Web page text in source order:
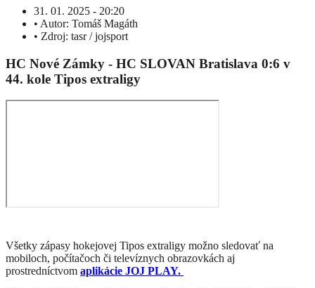
31. 01. 2025 - 20:20
• Autor: Tomáš Magáth
• Zdroj: tasr / jojsport
HC Nové Zámky - HC SLOVAN Bratislava 0:6 v
44. kole Tipos extraligy
Všetky zápasy hokejovej Tipos extraligy možno sledovať na
mobiloch, počítačoch či televíznych obrazovkách aj
prostredníctvom aplikácie JOJ PLAY.